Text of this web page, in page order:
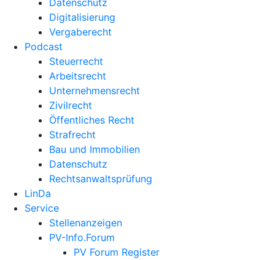
Datenschutz
Digitalisierung
Vergaberecht
Podcast
Steuerrecht
Arbeitsrecht
Unternehmens­recht
Zivilrecht
Öffentliches Recht
Strafrecht
Bau und Immobilien
Datenschutz
Rechtsanwalts­prüfung
LinDa
Service
Stellenanzeigen
PV-Info.Forum
PV Forum Register